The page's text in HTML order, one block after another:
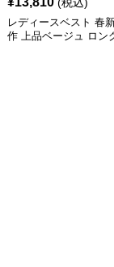
レディースベスト 春
作 上品ベージュ ロン